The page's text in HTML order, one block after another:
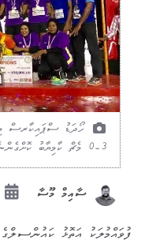
ހޯދަޑު ސްޕައިކާރސް
3-0 މެޗް ކާމިޔާބު ކޮށްގެންނެވެ.
ސާއިމް މޫސާ
ފުވައްމުލަކު އަތޮޅު